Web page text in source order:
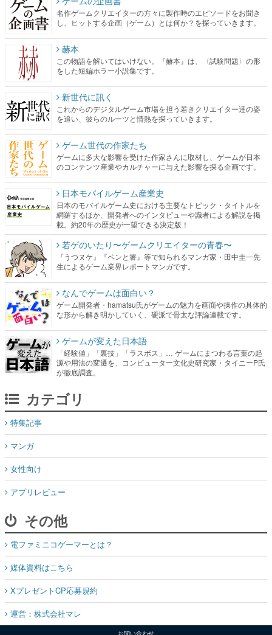
赫本
この物語を解いてはいけない。『赫本』は、〈試験問題〉の形
をした短編ホラー小説集です。
新世代に訊く
これからのデジタルゲーム市場を担う若きクリエイター達の姿
を追い、彼らのルーツと情熱を探っていきます。
ゲーム世代の作家たち
ゲームに多大な影響を受けた作家さんに取材し、ゲームが日本
のコンテンツ産業やカルチャーに与えた影響を探る企画です。
日本モバイルゲーム産業史
日本のモバイルゲーム史における主要なトピック・タイトルを
網羅するほか、開発者へのインタビューや識者による解説を掲
若ゲのいたり〜ゲームクリエイターの青春〜
『うつヌケ』『ペンと箸』等で知られるマンガ家・田中圭一先
生によるゲーム業界レポートマンガです。
なんでゲームは面白い？
ゲーム開発者・hamatsu氏がゲームの魅力を画面や操作の具体的
な形から解き明かしていく、硬派で骨太な評論連載です。
ゲームが変えた日本語
「経験値」「裏技」「ラスボス」… ゲームにまつわる言葉の起
源や用法の変遷を、コンピューター文化史研究家・タイニーP氏
カテゴリ
マンガ
女性向け
アプリレビュー
その他
電ファミニコゲーマーとは？
媒体資料はこちら
XプレゼントCP応募規約
運営：株式会社マレ